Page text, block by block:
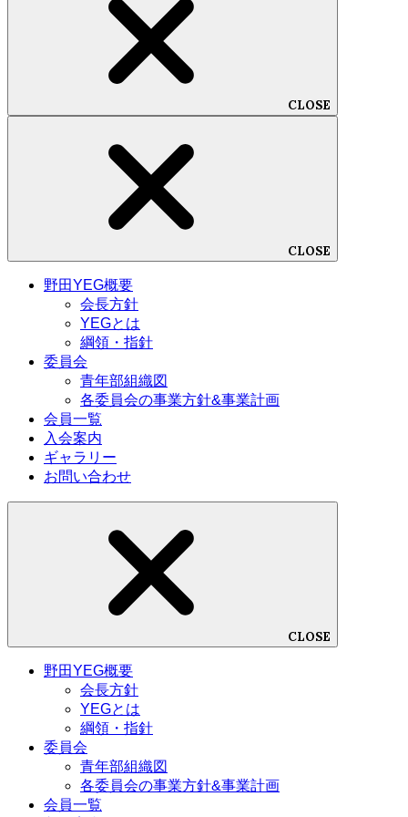
CLOSE
CLOSE
野田YEG概要
会長方針
YEGとは
綱領・指針
委員会
青年部組織図
各委員会の事業方針&事業計画
会員一覧
入会案内
ギャラリー
お問い合わせ
CLOSE
野田YEG概要
会長方針
YEGとは
綱領・指針
委員会
青年部組織図
各委員会の事業方針&事業計画
会員一覧